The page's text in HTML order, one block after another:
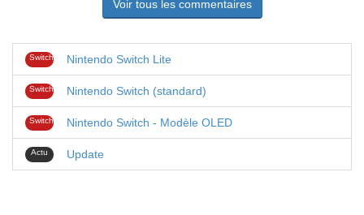
Voir tous les commentaires
Switch Nintendo Switch Lite
Switch Nintendo Switch (standard)
Switch Nintendo Switch - Modèle OLED
Actu Update